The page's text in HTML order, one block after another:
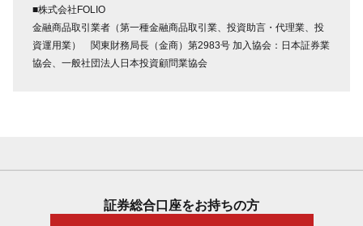
■株式会社FOLIO
金融商品取引業者（第一種金融商品取引業、投資助言・代理業、投
資運用業） 関東財務局長（金商）第2983号 加入協会：日本証券業
協会、一般社団法人日本投資顧問業協会
証券総合口座をお持ちの方